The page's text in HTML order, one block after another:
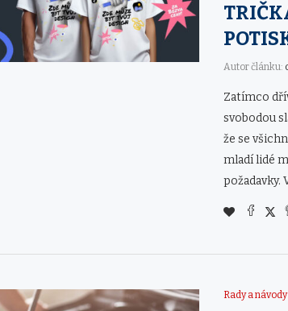
Autor článku:
Zatímco
svobodou
že se
mladí lidé
požadavky.
Rady a návody